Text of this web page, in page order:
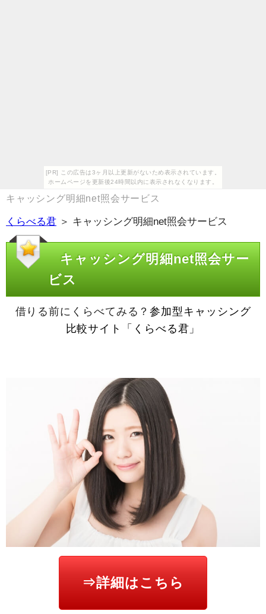
[PR] この広告は3ヶ月以上更新がないため表示されています。
ホームページを更新後24時間以内に表示されなくなります。
キャッシング明細net照会サービス
くらべる君 ＞ キャッシング明細net照会サービス
キャッシング明細net照会サー
ビス
借りる前にくらべてみる？参加型キャッシング
比較サイト「くらべる君」
⇒詳細はこちら